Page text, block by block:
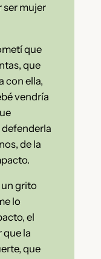
ser mujer
que
que
con ella,
vendría
defenderla
de la
grito
lo
el
que la
que